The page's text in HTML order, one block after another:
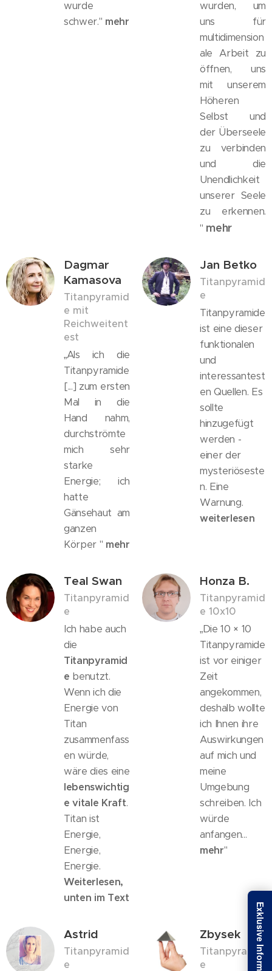
wurde
schwer." mehr
wurden, um
uns für
multidimension
ale Arbeit zu
öffnen, uns
mit unserem
Höheren
Selbst und
der Überseele
zu verbinden
und die
Unendlichkeit
unserer Seele
zu erkennen.
" mehr
Dagmar
Kamasova
Titanpyramid
e mit
Reichweitent
est
„Als ich die
Titanpyramide
[...] zum ersten
Mal in die
Hand nahm,
durchströmte
mich sehr
starke
Energie; ich
hatte
Gänsehaut am
ganzen
Körper " mehr
Jan Betko
Titanpyramid
e
Titanpyramide
ist eine dieser
funktionalen
und
interessantest
en Quellen. Es
sollte
hinzugefügt
werden -
einer der
mysteriöseste
n. Eine
Warnung.
weiterlesen
Teal Swan
Titanpyramid
e
Ich habe auch
die
Titanpyramid
e benutzt.
Wenn ich die
Energie von
Titan
zusammenfass
en würde,
wäre dies eine
lebenswichtig
e vitale Kraft.
Titan ist
Energie,
Energie,
Energie.
Weiterlesen,
unten im Text
Honza B.
Titanpyramid
e 10x10
„Die 10 × 10
Titanpyramide
ist vor einiger
Zeit
angekommen,
deshalb wollte
ich Ihnen ihre
Auswirkungen
auf mich und
meine
Umgebung
schreiben. Ich
würde
anfangen...
mehr"
Astrid
Titanpyramid
e
Zbysek
Titanpyramid
e